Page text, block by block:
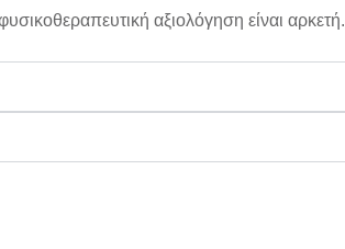
αξιολόγηση είναι αρκετή.